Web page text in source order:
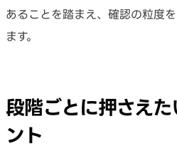
あることを踏まえ、確認の粒度
ます。
段階ごとに押さえ
ント